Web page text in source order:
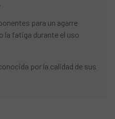
para un agarre
la fatiga durante el uso
por la calidad de sus